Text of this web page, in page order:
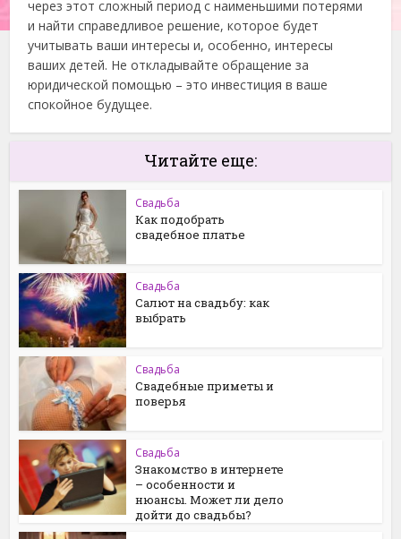
через этот сложный период с наименьшими потерями
и найти справедливое решение, которое будет
учитывать ваши интересы и, особенно, интересы
ваших детей. Не откладывайте обращение за
юридической помощью – это инвестиция в ваше
спокойное будущее.
Читайте еще:
Свадьба
Как подобрать
свадебное платье
Свадьба
Салют на свадьбу: как
выбрать
Свадьба
Свадебные приметы и
поверья
Свадьба
Знакомство в интернете
– особенности и
нюансы. Может ли дело
дойти до свадьбы?